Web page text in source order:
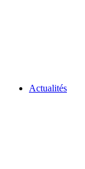
Actualités